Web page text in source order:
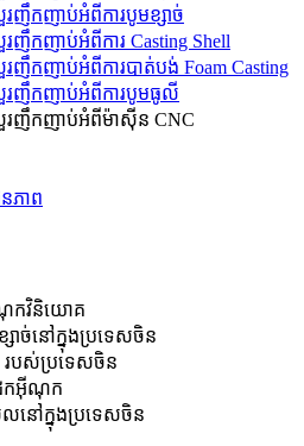
កញាប់អំពីការបូមខ្សាច់
កញាប់អំពីការ Casting Shell
កញាប់អំពីការបាត់បង់ Foam Casting
ញឹកញាប់អំពីការបូមធូលី
ញឹកញាប់អំពីម៉ាស៊ីន CNC
ភាព